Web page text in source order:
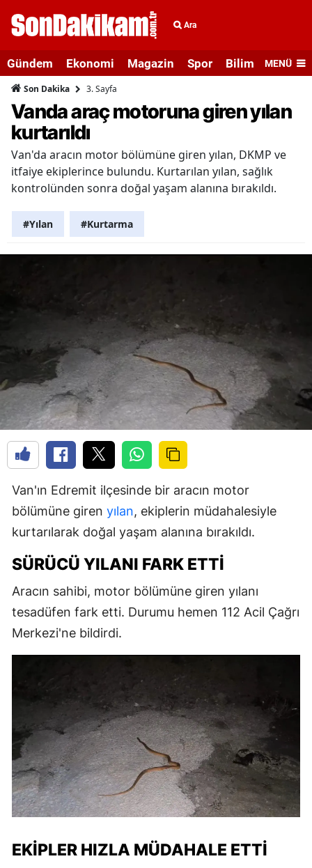
Ara
Gündem Ekonomi Magazin Spor Bilim veMENÜ
Son Dakika 3. Sayfa
Vanda araç motoruna giren yılan
kurtarıldı
Van'da aracın motor bölümüne giren yılan, DKMP ve
itfaiye ekiplerince bulundu. Kurtarılan yılan, sağlık
kontrolünden sonra doğal yaşam alanına bırakıldı.
#Yılan #Kurtarma
Van'ın Edremit ilçesinde bir aracın motor
bölümüne giren yılan, ekiplerin müdahalesiyle
kurtarılarak doğal yaşam alanına bırakıldı.
SÜRÜCÜ YILANI FARK ETTI
Aracın sahibi, motor bölümüne giren yılanı
tesadüfen fark etti. Durumu hemen 112 Acil Çağrı
Merkezi'ne bildirdi.
EKIPLER HIZLA MÜDAHALE ETTI